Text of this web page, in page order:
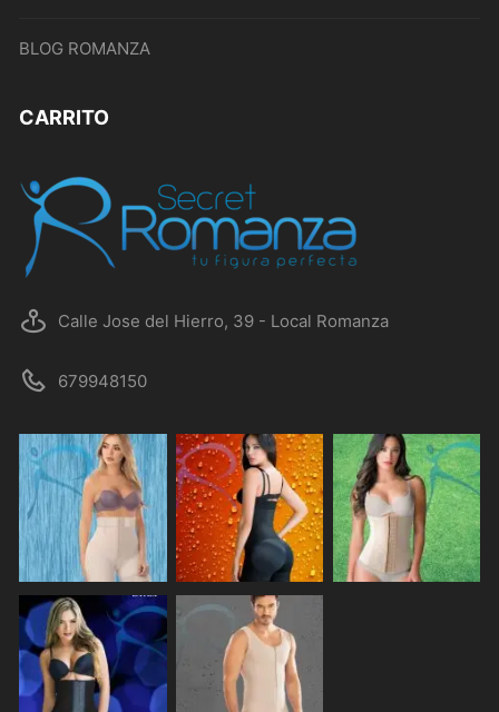
BLOG ROMANZA
CARRITO
Calle Jose del Hierro, 39 - Local Romanza
679948150